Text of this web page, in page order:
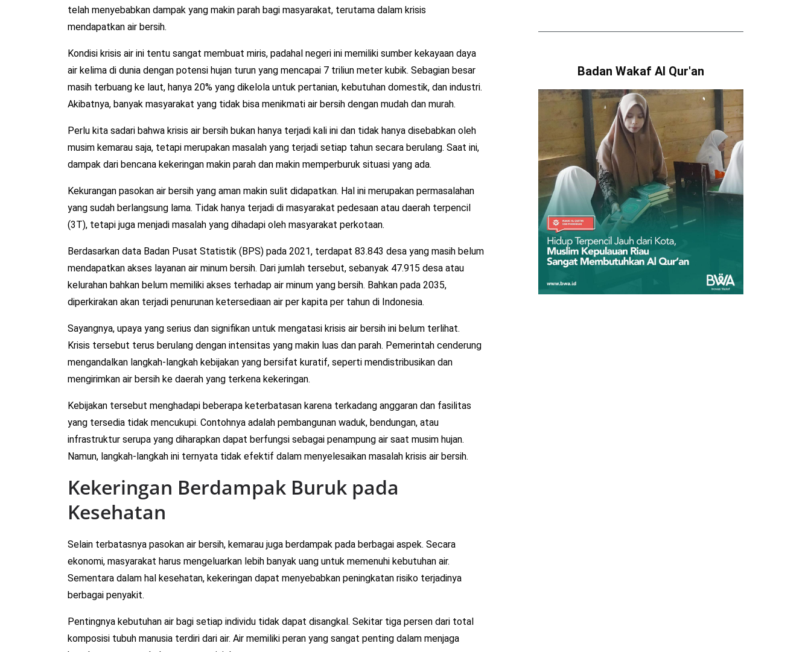
telah menyebabkan dampak yang makin parah bagi masyarakat, terutama dalam krisis
mendapatkan air bersih.
Kondisi krisis air ini tentu sangat membuat miris, padahal negeri ini memiliki sumber kekayaan daya
air kelima di dunia dengan potensi hujan turun yang mencapai 7 triliun meter kubik. Sebagian besar
masih terbuang ke laut, hanya 20% yang dikelola untuk pertanian, kebutuhan domestik, dan industri.
Akibatnya, banyak masyarakat yang tidak bisa menikmati air bersih dengan mudah dan murah.
Perlu kita sadari bahwa krisis air bersih bukan hanya terjadi kali ini dan tidak hanya disebabkan oleh
musim kemarau saja, tetapi merupakan masalah yang terjadi setiap tahun secara berulang. Saat ini,
dampak dari bencana kekeringan makin parah dan makin memperburuk situasi yang ada.
Kekurangan pasokan air bersih yang aman makin sulit didapatkan. Hal ini merupakan permasalahan
yang sudah berlangsung lama. Tidak hanya terjadi di masyarakat pedesaan atau daerah terpencil
(3T), tetapi juga menjadi masalah yang dihadapi oleh masyarakat perkotaan.
Berdasarkan data Badan Pusat Statistik (BPS) pada 2021, terdapat 83.843 desa yang masih belum
mendapatkan akses layanan air minum bersih. Dari jumlah tersebut, sebanyak 47.915 desa atau
kelurahan bahkan belum memiliki akses terhadap air minum yang bersih. Bahkan pada 2035,
diperkirakan akan terjadi penurunan ketersediaan air per kapita per tahun di Indonesia.
Sayangnya, upaya yang serius dan signifikan untuk mengatasi krisis air bersih ini belum terlihat.
Krisis tersebut terus berulang dengan intensitas yang makin luas dan parah. Pemerintah cenderung
mengandalkan langkah-langkah kebijakan yang bersifat kuratif, seperti mendistribusikan dan
mengirimkan air bersih ke daerah yang terkena kekeringan.
Kebijakan tersebut menghadapi beberapa keterbatasan karena terkadang anggaran dan fasilitas
yang tersedia tidak mencukupi. Contohnya adalah pembangunan waduk, bendungan, atau
infrastruktur serupa yang diharapkan dapat berfungsi sebagai penampung air saat musim hujan.
Namun, langkah-langkah ini ternyata tidak efektif dalam menyelesaikan masalah krisis air bersih.
Kekeringan Berdampak Buruk pada
Kesehatan
Selain terbatasnya pasokan air bersih, kemarau juga berdampak pada berbagai aspek. Secara
ekonomi, masyarakat harus mengeluarkan lebih banyak uang untuk memenuhi kebutuhan air.
Sementara dalam hal kesehatan, kekeringan dapat menyebabkan peningkatan risiko terjadinya
berbagai penyakit.
Pentingnya kebutuhan air bagi setiap individu tidak dapat disangkal. Sekitar tiga persen dari total
komposisi tubuh manusia terdiri dari air. Air memiliki peran yang sangat penting dalam menjaga
Badan Wakaf Al Qur'an